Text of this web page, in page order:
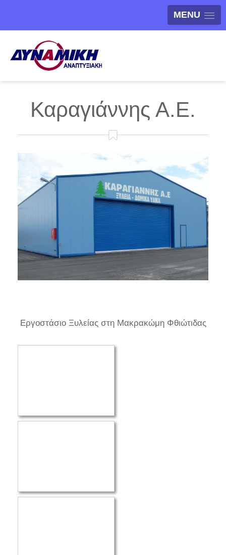
MENU
Καραγιάννης Α.Ε.
Εργοστάσιο Ξυλείας στη Μακρακώμη Φθιώτιδας